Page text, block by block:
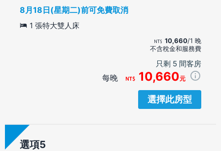
8月18日(星期二)前可免費取消
1 張特大雙人床
10,660/1 晚
不含稅金和服務費
只剩 5 間客房
每晚 10,660元
選擇此房型
選項